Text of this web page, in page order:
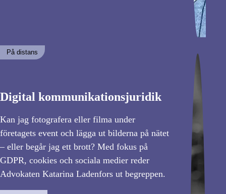
På distans
Digital kommunikationsjuridik
Kan jag fotografera eller filma under
företagets event och lägga ut bilderna på nätet
– eller begår jag ett brott? Med fokus på
GDPR, cookies och sociala medier reder
Advokaten Katarina Ladenfors ut begreppen.